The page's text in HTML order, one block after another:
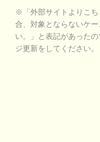
※「外部サイトよりこ
合、対象とならないケ
い。」と表記があった
ジ更新をしてください。